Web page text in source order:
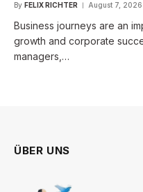
By FELIX RICHTER August 7, 2026
Business journeys are an
growth and corporate
managers,…
ÜBER UNS